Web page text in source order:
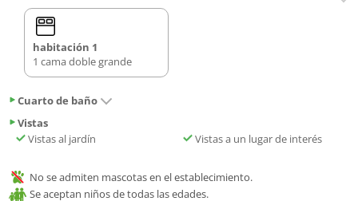
habitación 1
1 cama doble grande
Cuarto de baño
Vistas
Vistas al jardín
Vistas a un lugar de interés
No se admiten mascotas en el establecimiento.
Se aceptan niños de todas las edades.